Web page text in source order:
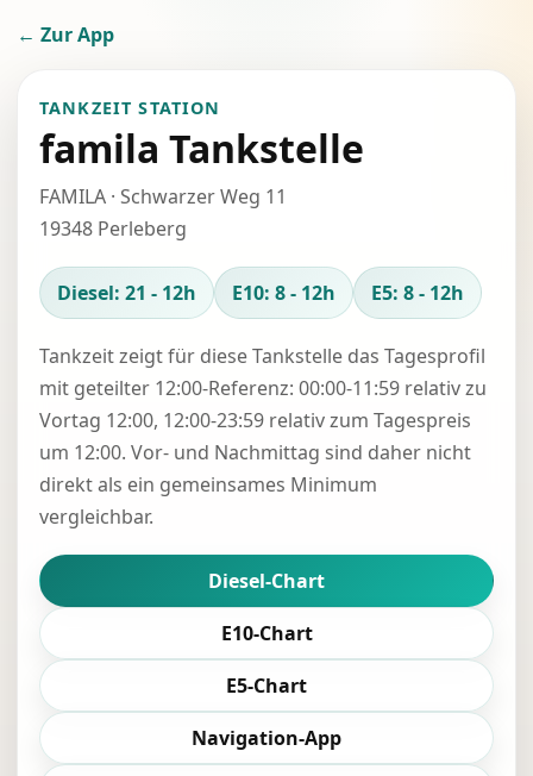
← Zur App
TANKZEIT STATION
famila Tankstelle
FAMILA · Schwarzer Weg 11
19348 Perleberg
Diesel: 21 - 12h E10: 8 - 12h E5: 8 - 12h
Tankzeit zeigt für diese Tankstelle das Tagesprofil
mit geteilter 12:00-Referenz: 00:00-11:59 relativ zu
Vortag 12:00, 12:00-23:59 relativ zum Tagespreis
um 12:00. Vor- und Nachmittag sind daher nicht
direkt als ein gemeinsames Minimum
vergleichbar.
Diesel-Chart
E10-Chart
E5-Chart
Navigation-App